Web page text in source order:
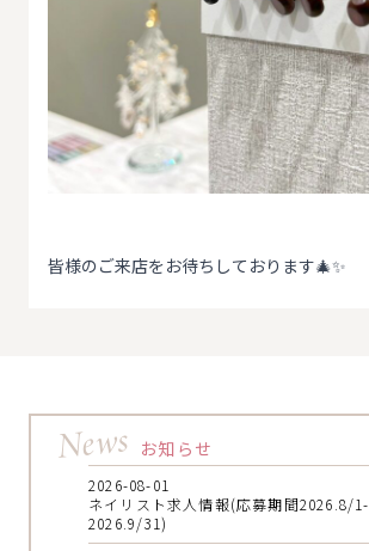
皆様のご来店をお待ちしております🎄✨
News お知らせ
2026-08-01
ネイリスト求人情報(応募期間2026.8/1-
2026.9/31)